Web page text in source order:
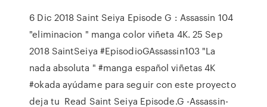
6 Dic 2018 Saint Seiya Episode G : Assassin 104
"eliminacion " manga color viñeta 4K. 25 Sep
2018 SaintSeiya #EpisodioGAssassin103 "La
nada absoluta " #manga español viñetas 4K
#okada ayúdame para seguir con este proyecto
deja tu Read Saint Seiya Episode.G -Assassin-